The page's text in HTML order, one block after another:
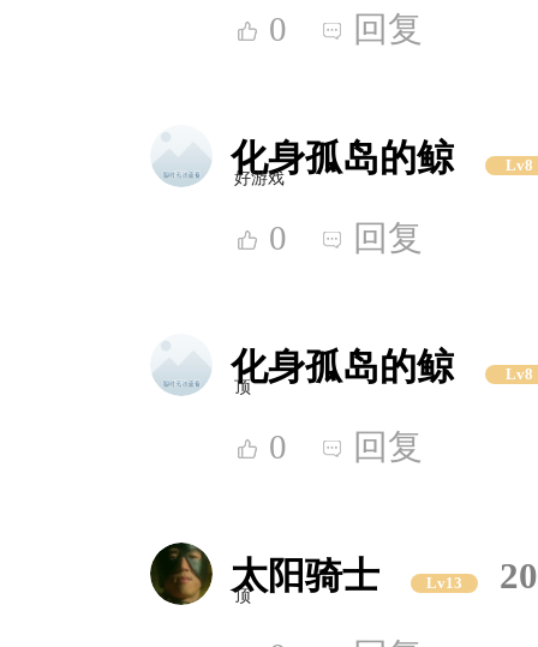
0 回复
化身孤岛的鲸 Lv8
好游戏
0 回复
化身孤岛的鲸 Lv8
顶
0 回复
太阳骑士 Lv13
顶